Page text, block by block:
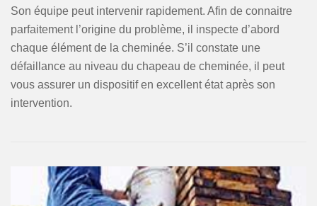
Son équipe peut intervenir rapidement. Afin de connaitre
parfaitement l’origine du problème, il inspecte d’abord
chaque élément de la cheminée. S’il constate une
défaillance au niveau du chapeau de cheminée, il peut
vous assurer un dispositif en excellent état après son
intervention.